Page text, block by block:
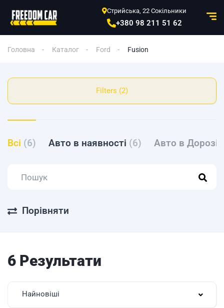
Стрийська, 22 Сокільники
+380 98 211 51 62
Головна Каталог Ford Fusion
Filters (2)
Всі (6) Авто в наявності (6) Авто в Дорозі
Порівняти
6 Результати
Найновіші